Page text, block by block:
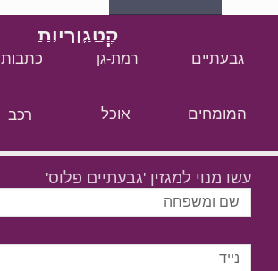
קטגוריות
גבעתיים רמת-גן כתבות
המומחים אוכל רכב
עשו מנוי למגזין 'גבעתיים פלוס'